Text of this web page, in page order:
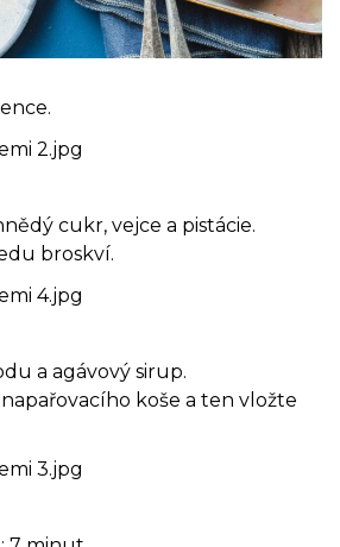
cukr, vejce a pistácie.
broskví.
a agávový sirup.
koše a ten vložte